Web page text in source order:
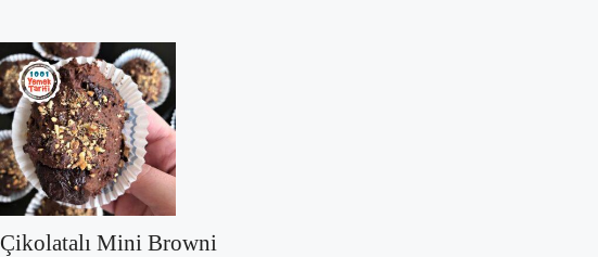
Çikolatalı Mini Browni